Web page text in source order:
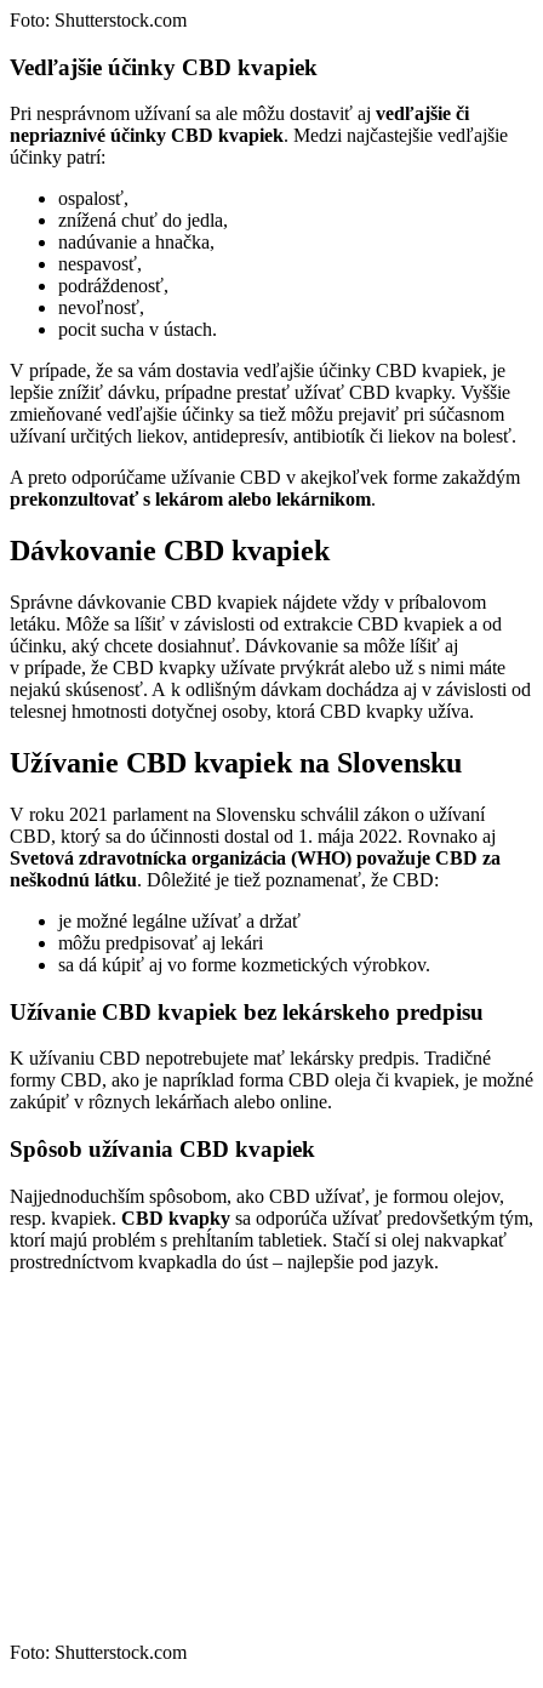
Foto: Shutterstock.com
Vedľajšie účinky CBD kvapiek
Pri nesprávnom užívaní sa ale môžu dostaviť aj vedľajšie či
nepriaznivé účinky CBD kvapiek. Medzi najčastejšie vedľajšie
účinky patrí:
ospalosť,
znížená chuť do jedla,
nadúvanie a hnačka,
nespavosť,
podráždenosť,
nevoľnosť,
pocit sucha v ústach.
V prípade, že sa vám dostavia vedľajšie účinky CBD kvapiek, je
lepšie znížiť dávku, prípadne prestať užívať CBD kvapky. Vyššie
zmieňované vedľajšie účinky sa tiež môžu prejaviť pri súčasnom
užívaní určitých liekov, antidepresív, antibiotík či liekov na bolesť.
A preto odporúčame užívanie CBD v akejkoľvek forme zakaždým
prekonzultovať s lekárom alebo lekárnikom.
Dávkovanie CBD kvapiek
Správne dávkovanie CBD kvapiek nájdete vždy v príbalovom
letáku. Môže sa líšiť v závislosti od extrakcie CBD kvapiek a od
účinku, aký chcete dosiahnuť. Dávkovanie sa môže líšiť aj
v prípade, že CBD kvapky užívate prvýkrát alebo už s nimi máte
nejakú skúsenosť. A k odlišným dávkam dochádza aj v závislosti od
telesnej hmotnosti dotyčnej osoby, ktorá CBD kvapky užíva.
Užívanie CBD kvapiek na Slovensku
V roku 2021 parlament na Slovensku schválil zákon o užívaní
CBD, ktorý sa do účinnosti dostal od 1. mája 2022. Rovnako aj
Svetová zdravotnícka organizácia (WHO) považuje CBD za
neškodnú látku. Dôležité je tiež poznamenať, že CBD:
je možné legálne užívať a držať
môžu predpisovať aj lekári
sa dá kúpiť aj vo forme kozmetických výrobkov.
Užívanie CBD kvapiek bez lekárskeho predpisu
K užívaniu CBD nepotrebujete mať lekársky predpis. Tradičné
formy CBD, ako je napríklad forma CBD oleja či kvapiek, je možné
zakúpiť v rôznych lekárňach alebo online.
Spôsob užívania CBD kvapiek
Najjednoduchším spôsobom, ako CBD užívať, je formou olejov,
resp. kvapiek. CBD kvapky sa odporúča užívať predovšetkým tým,
ktorí majú problém s prehĺtaním tabletiek. Stačí si olej nakvapkať
prostredníctvom kvapkadla do úst – najlepšie pod jazyk.
Foto: Shutterstock.com